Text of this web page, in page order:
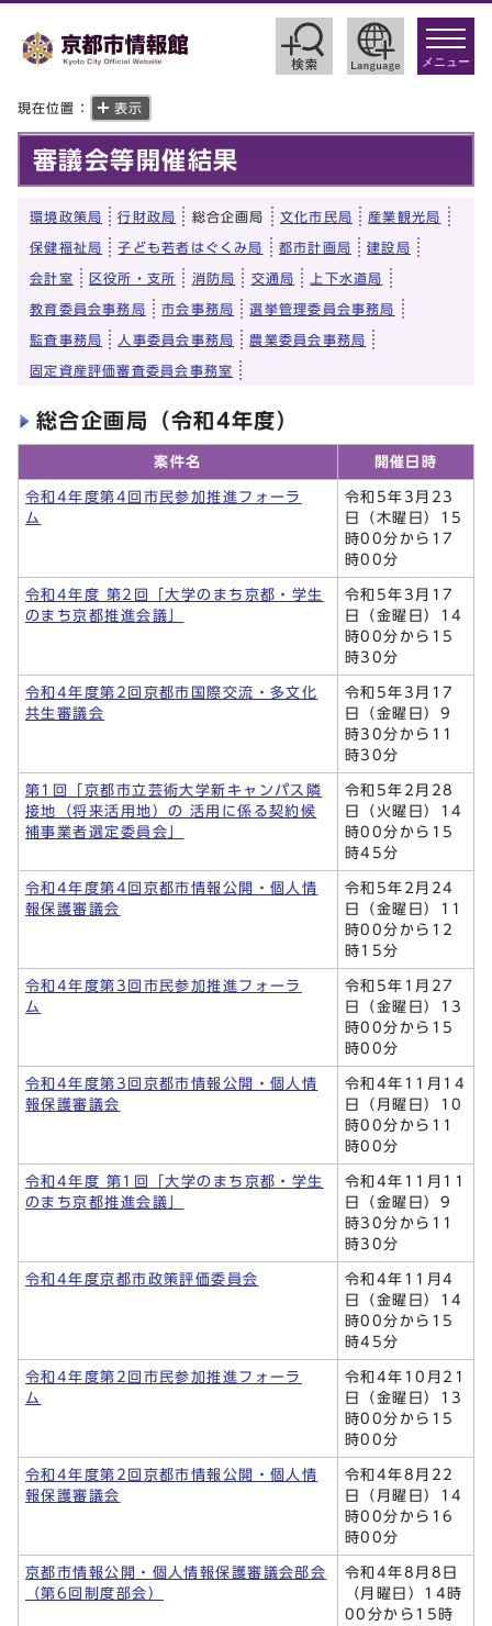
toggle
メニュー
現在位置： 表示
審議会等開催結果
環境政策局 行財政局 総合企画局 文化市民局 産業観光局
保健福祉局 子ども若者はぐくみ局 都市計画局 建設局
会計室 区役所・支所 消防局 交通局 上下水道局
教育委員会事務局 市会事務局 選挙管理委員会事務局
監査事務局 人事委員会事務局 農業委員会事務局
固定資産評価審査委員会事務室
総合企画局（令和4年度）
案件名 開催日時
令和4年度第4回市民参加推進フォーラ
ム
令和5年3月23
日（木曜日）15
時00分から17
時00分
令和4年度 第2回「大学のまち京都・学生
のまち京都推進会議」
令和5年3月17
日（金曜日）14
時00分から15
時30分
令和4年度第2回京都市国際交流・多文化
共生審議会
令和5年3月17
日（金曜日）9
時30分から11
時30分
第1回「京都市立芸術大学新キャンパス隣
接地（将来活用地）の 活用に係る契約候
補事業者選定委員会」
令和5年2月28
日（火曜日）14
時00分から15
時45分
令和4年度第4回京都市情報公開・個人情
報保護審議会
令和5年2月24
日（金曜日）11
時00分から12
時15分
令和4年度第3回市民参加推進フォーラ
ム
令和5年1月27
日（金曜日）13
時00分から15
時00分
令和4年度第3回京都市情報公開・個人情
報保護審議会
令和4年11月14
日（月曜日）10
時00分から11
時00分
令和4年度 第1回「大学のまち京都・学生
のまち京都推進会議」
令和4年11月11
日（金曜日）9
時30分から11
時30分
令和4年度京都市政策評価委員会
令和4年11月4
日（金曜日）14
時00分から15
時45分
令和4年度第2回市民参加推進フォーラ
ム
令和4年10月21
日（金曜日）13
時00分から15
時00分
令和4年度第2回京都市情報公開・個人情
報保護審議会
令和4年8月22
日（月曜日）14
時00分から16
時00分
京都市情報公開・個人情報保護審議会部会
（第6回制度部会）
令和4年8月8日
（月曜日）14時
00分から15時